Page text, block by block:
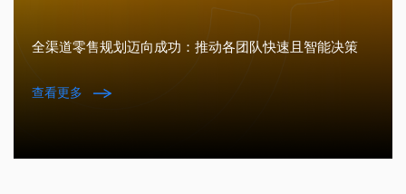
全渠道零售规划迈向成功：推动各团队快速且智能决策
查看更多